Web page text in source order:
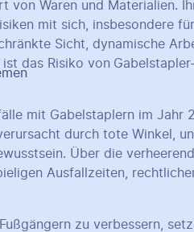
von Waren und Materialien.
mit sich, insbesondere
Sicht, dynamische
das Risiko von
mit Gabelstaplern im Jahr
durch tote Winkel,
Über die
Ausfallzeiten,
zu verbessern,